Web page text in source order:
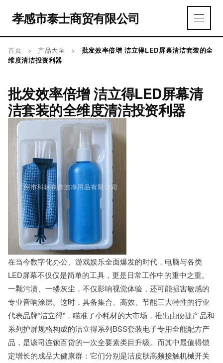
孝感市泰士商贸有限公司
首页 > 产品大全 >
批发效率倍增 洁立得LED屏幕清洁套装的全
维度清洁投资利器
批发效率倍增 洁立得LED屏幕清
洁套装的全维度清洁投资利器
在当今数字化办公、游戏娱乐全面爆发的时代，电脑与各类
LED屏幕不仅仅是简单的工具，更是日常工作中的重中之重。
一颗污渍、一缕灰尘，不仅影响视觉体验，还可能损害敏感的
专业音响涂层。这时，具备集合、高效、节能三大特性的行业
代表品牌“洁立得”，瞄准了小耗材的大市场，推出由便捷产品和
系列护屏规格构成的洁立得系列BSS套装电子专用全能配方产
品，是该司连锁百货的一次全要素类目升级。而其中最值得锁
定增长的成品大健康群：它们分别是洁皮肤高频接触机械开关